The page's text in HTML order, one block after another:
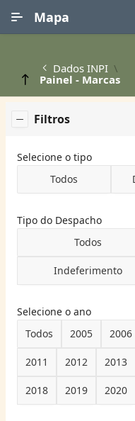
Mapa
Dados INPI
Painel - Marcas
Filtros
Selecione o tipo
Todos
Tipo do Despacho
Todos
Indeferimento
Selecione o ano
Todos
2005 2006
2011 2012 2013
2018 2019 2020